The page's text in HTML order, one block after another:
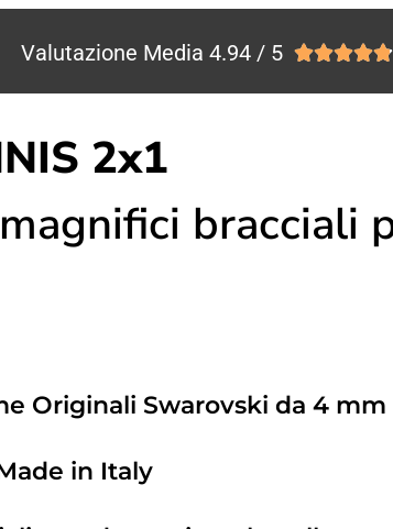
Valutazione Media 4.94 / 5 
2x1
bracciali
Originali Swarovski da 4 mm
in Italy